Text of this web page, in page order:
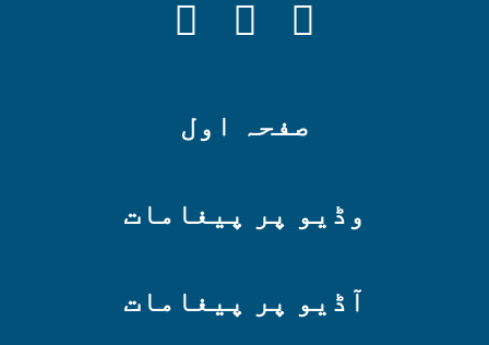
FACEBOOK
YOUTUBE
صفحہ اول
وڈیو پر پیغامات
آڈیو پر پیغامات